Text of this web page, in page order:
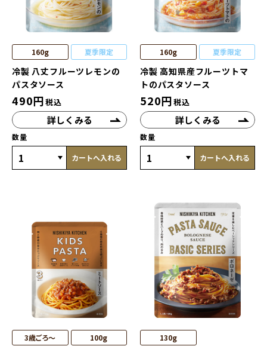
160g 夏季限定
冷製 八丈フルーツレモンの
パスタソース
490円税込
詳しくみる
数量
カートへ入れる
160g 夏季限定
冷製 高知県産フルーツトマ
トのパスタソース
520円税込
詳しくみる
数量
カートへ入れる
3歳ごろ～ 100g 130g